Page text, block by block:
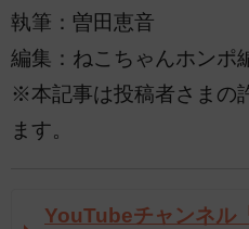
執筆：曽田恵音
編集：ねこちゃんホンポ
※本記事は投稿者さまの
ます。
YouTubeチャンネル